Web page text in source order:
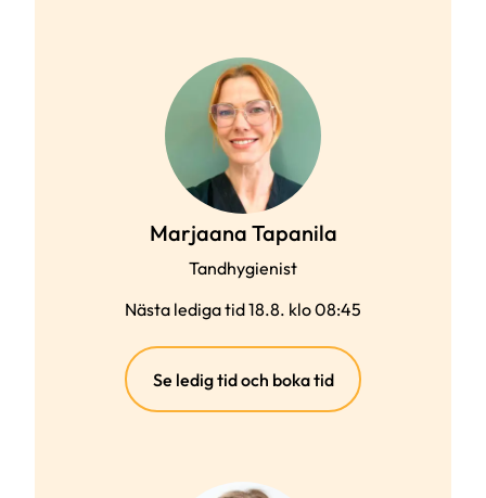
Marjaana Tapanila
Tandhygienist
Nästa lediga tid 18.8. klo 08:45
Se ledig tid och boka tid(extern
länk)